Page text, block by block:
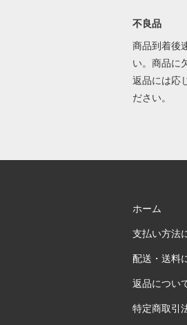
不良品
商品到着後
い。商品に
返品には応
ださい。
ホーム
支払い方法
配送・送料
返品につい
特定商取引